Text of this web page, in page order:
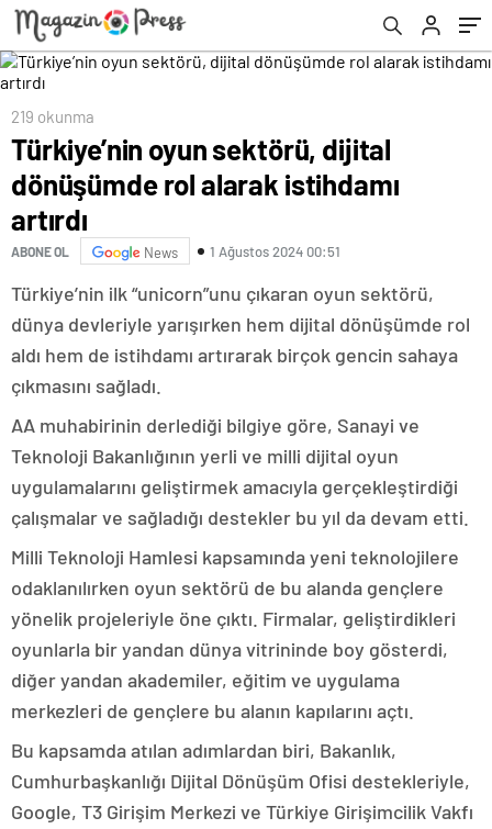
219 okunma
Türkiye’nin oyun sektörü, dijital
dönüşümde rol alarak istihdamı
artırdı
ABONE OL News 1 Ağustos 2024 00:51
Türkiye’nin ilk “unicorn”unu çıkaran oyun sektörü,
dünya devleriyle yarışırken hem dijital dönüşümde rol
aldı hem de istihdamı artırarak birçok gencin sahaya
çıkmasını sağladı.
AA muhabirinin derlediği bilgiye göre, Sanayi ve
Teknoloji Bakanlığının yerli ve milli dijital oyun
uygulamalarını geliştirmek amacıyla gerçekleştirdiği
çalışmalar ve sağladığı destekler bu yıl da devam etti.
Milli Teknoloji Hamlesi kapsamında yeni teknolojilere
odaklanılırken oyun sektörü de bu alanda gençlere
yönelik projeleriyle öne çıktı. Firmalar, geliştirdikleri
oyunlarla bir yandan dünya vitrininde boy gösterdi,
diğer yandan akademiler, eğitim ve uygulama
merkezleri de gençlere bu alanın kapılarını açtı.
Bu kapsamda atılan adımlardan biri, Bakanlık,
Cumhurbaşkanlığı Dijital Dönüşüm Ofisi destekleriyle,
Google, T3 Girişim Merkezi ve Türkiye Girişimcilik Vakfı